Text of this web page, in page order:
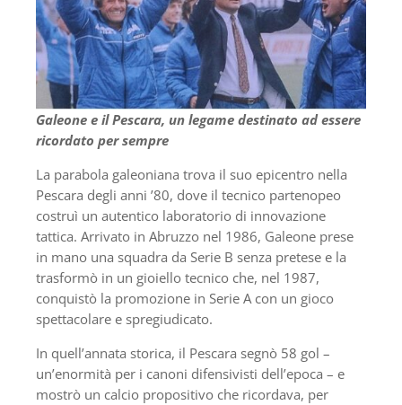
Galeone e il Pescara, un legame destinato ad essere
ricordato per sempre
La parabola galeoniana trova il suo epicentro nella
Pescara degli anni ’80, dove il tecnico partenopeo
costruì un autentico laboratorio di innovazione
tattica. Arrivato in Abruzzo nel 1986, Galeone prese
in mano una squadra da Serie B senza pretese e la
trasformò in un gioiello tecnico che, nel 1987,
conquistò la promozione in Serie A con un gioco
spettacolare e spregiudicato.
In quell’annata storica, il Pescara segnò 58 gol –
un’enormità per i canoni difensivisti dell’epoca – e
mostrò un calcio propositivo che ricordava, per